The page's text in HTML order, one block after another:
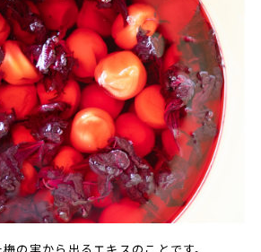
の実から出るエキスのことです。